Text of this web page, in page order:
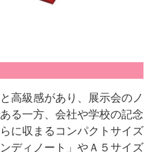
高級感があり、展示会のノ
る一方、会社や学校の記念
に収まるコンパクトサイズ
ディノート」やＡ５サイズ